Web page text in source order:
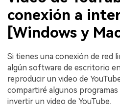
conexión a
[Windows y
Si tienes una conexión de red
algún software de escritorio
reproducir un video de
compartiré algunos programas
invertir un video de YouTube.